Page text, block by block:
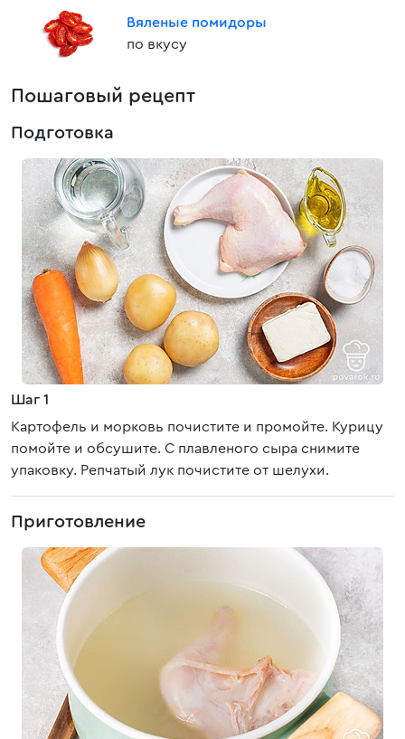
Вяленые помидоры
по вкусу
Пошаговый рецепт
Подготовка
Шаг 1
Картофель и морковь почистите и промойте. Курицу
помойте и обсушите. С плавленого сыра снимите
упаковку. Репчатый лук почистите от шелухи.
Приготовление